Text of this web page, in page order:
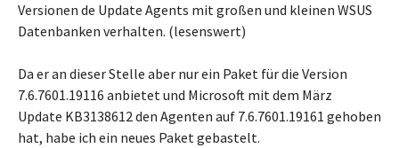
Versionen de Update Agents mit großen und kleinen WSUS
Datenbanken verhalten. (lesenswert)
Da er an dieser Stelle aber nur ein Paket für die Version
7.6.7601.19116 anbietet und Microsoft mit dem März
Update KB3138612 den Agenten auf 7.6.7601.19161 gehoben
hat, habe ich ein neues Paket gebastelt.